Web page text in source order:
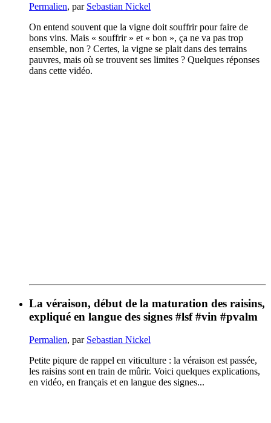
Permalien, par Sebastian Nickel
On entend souvent que la vigne doit souffrir pour faire de
bons vins. Mais « souffrir » et « bon », ça ne va pas trop
ensemble, non ? Certes, la vigne se plait dans des terrains
pauvres, mais où se trouvent ses limites ? Quelques réponses
dans cette vidéo.
La véraison, début de la maturation des raisins,
expliqué en langue des signes #lsf #vin #pvalm
Permalien, par Sebastian Nickel
Petite piqure de rappel en viticulture : la véraison est passée,
les raisins sont en train de mûrir. Voici quelques explications,
en vidéo, en français et en langue des signes...